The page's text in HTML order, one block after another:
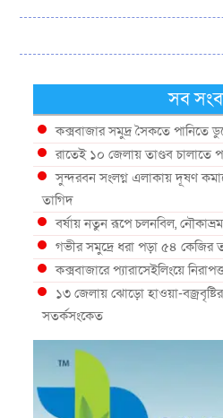
সব
কক্সবাজার সমুদ্র সৈকতে পানিতে
রাতেই ১০ জেলায় তাণ্ডব চালাতে
সুন্দরবন সংলগ্ন এলাকায় দূষণ
তাগিদ
বর্ষায় নতুন রূপে চলনবিল,
গভীর সমুদ্রে ধরা পড়া ৫৪ কেজির
কক্সবাজারে প্যারাসেইলিংয়ে
১৩ জেলায় ঝোড়ো হাওয়া-বজ্রবৃষ্টির
সতর্কসংকেত
দেশের ৫ জেলায় বন্যার শঙ্কা
দেশের বিভিন্ন অঞ্চলে বজ্রবৃষ্টির
আগস্টে টানা বৃষ্টি ও বন্যার আভাস,
শঙ্কা